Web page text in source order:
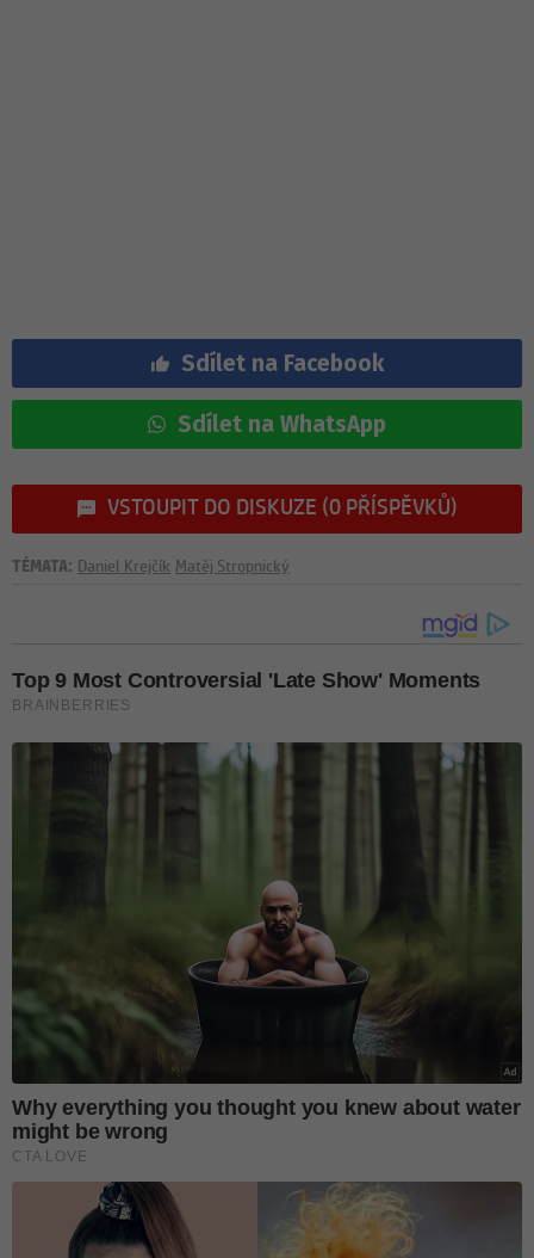
Sdílet na Facebook
Sdílet na WhatsApp
VSTOUPIT DO DISKUZE (0 PŘÍSPĚVKŮ)
TÉMATA: Daniel Krejčík Matěj Stropnický